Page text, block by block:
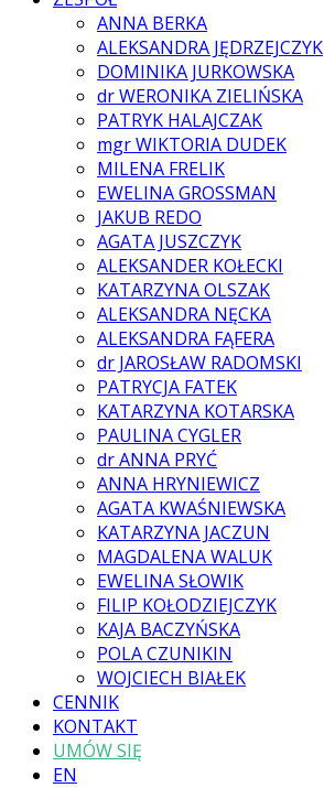
ANNA BERKA
ALEKSANDRA JĘDRZEJCZYK
DOMINIKA JURKOWSKA
dr WERONIKA ZIELIŃSKA
PATRYK HALAJCZAK
mgr WIKTORIA DUDEK
MILENA FRELIK
EWELINA GROSSMAN
JAKUB REDO
AGATA JUSZCZYK
ALEKSANDER KOŁECKI
KATARZYNA OLSZAK
ALEKSANDRA NĘCKA
ALEKSANDRA FĄFERA
dr JAROSŁAW RADOMSKI
PATRYCJA FATEK
KATARZYNA KOTARSKA
PAULINA CYGLER
dr ANNA PRYĆ
ANNA HRYNIEWICZ
AGATA KWAŚNIEWSKA
KATARZYNA JACZUN
MAGDALENA WALUK
EWELINA SŁOWIK
FILIP KOŁODZIEJCZYK
KAJA BACZYŃSKA
POLA CZUNIKIN
WOJCIECH BIAŁEK
CENNIK
KONTAKT
UMÓW SIĘ
EN